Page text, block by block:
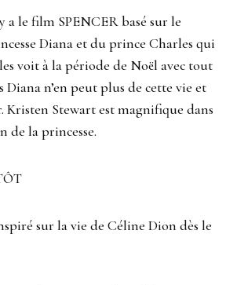
a le film SPENCER basé sur le
Diana et du prince Charles qui
voit à la période de Noël avec tout
Diana n’en peut plus de cette vie et
Kristen Stewart est magnifique dans
de la princesse.
sur la vie de Céline Dion dès le